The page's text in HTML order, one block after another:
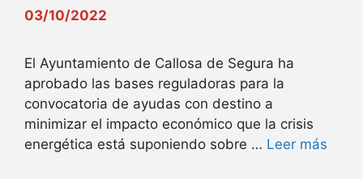
03/10/2022
El Ayuntamiento de Callosa de Segura ha
aprobado las bases reguladoras para la
convocatoria de ayudas con destino a
minimizar el impacto económico que la crisis
energética está suponiendo sobre … Leer más